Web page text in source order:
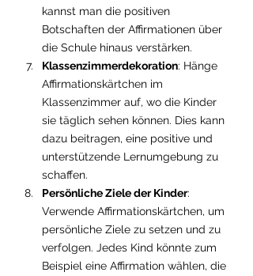
kannst man die positiven
Botschaften der Affirmationen über
die Schule hinaus verstärken.
Klassenzimmerdekoration: Hänge
Affirmationskärtchen im
Klassenzimmer auf, wo die Kinder
sie täglich sehen können. Dies kann
dazu beitragen, eine positive und
unterstützende Lernumgebung zu
schaffen.
Persönliche Ziele der Kinder:
Verwende Affirmationskärtchen, um
persönliche Ziele zu setzen und zu
verfolgen. Jedes Kind könnte zum
Beispiel eine Affirmation wählen, die